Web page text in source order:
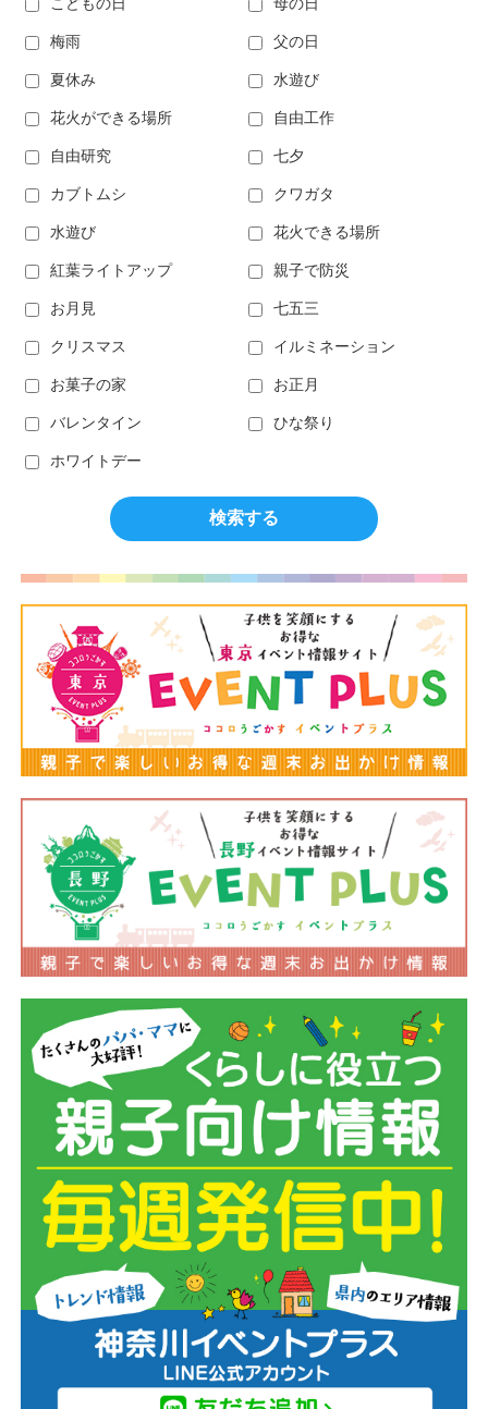
こどもの日 母の日
梅雨 父の日
夏休み 水遊び
花火ができる場所 自由工作
自由研究 七夕
カブトムシ クワガタ
水遊び 花火できる場所
紅葉ライトアップ 親子で防災
お月見 七五三
クリスマス イルミネーション
お菓子の家 お正月
バレンタイン ひな祭り
ホワイトデー